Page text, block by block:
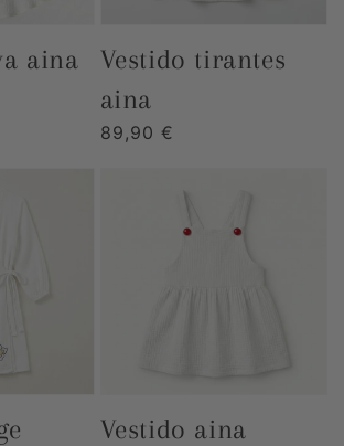
aina
vestido tirantes
aina
Precio
89,90 €
vestido aina